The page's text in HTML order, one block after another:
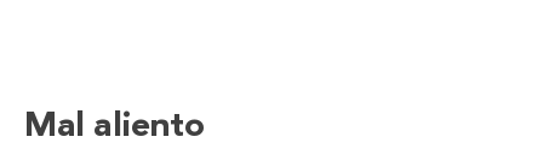
Mal aliento